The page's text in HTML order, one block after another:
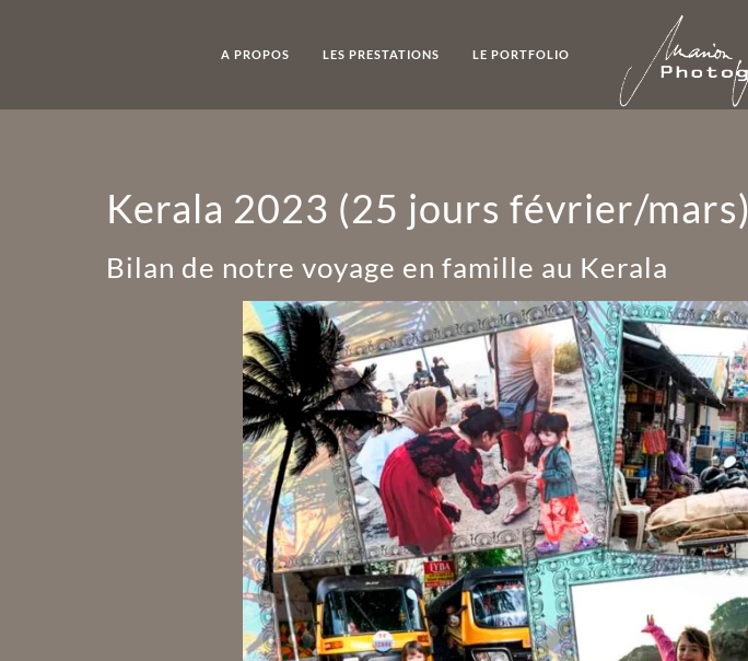
A PROPOS LES PRESTATIONS LE PORTFOLIO
Kerala 2023 (25 jours février/mars)
Bilan de notre voyage en famille au Kerala